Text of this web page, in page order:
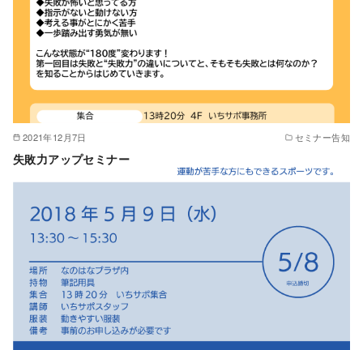
2021年12月7日 セミナー告知
失敗力アップセミナー